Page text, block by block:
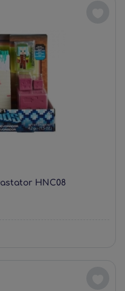
HNC08